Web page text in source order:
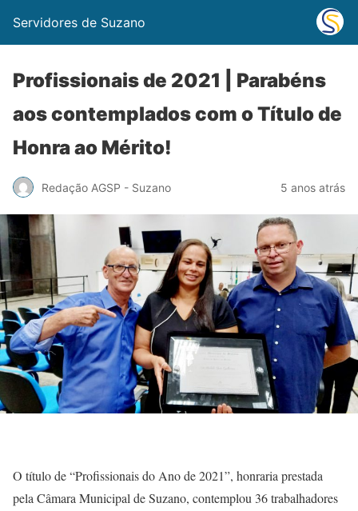
Servidores de Suzano
Profissionais de 2021 | Parabéns
aos contemplados com o Título de
Honra ao Mérito!
Redação AGSP - Suzano 5 anos atrás
O título de “Profissionais do Ano de 2021”, honraria prestada
pela Câmara Municipal de Suzano, contemplou 36 trabalhadores